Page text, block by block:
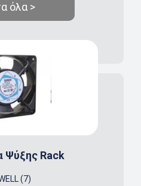
όλα >
Ψύξης Rack
(7)